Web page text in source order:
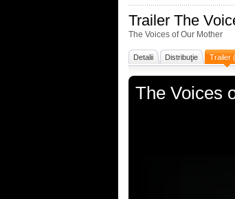
Trailer The
The Voices of Our Mother
Detalii Distribuţie Trailer
The Voices